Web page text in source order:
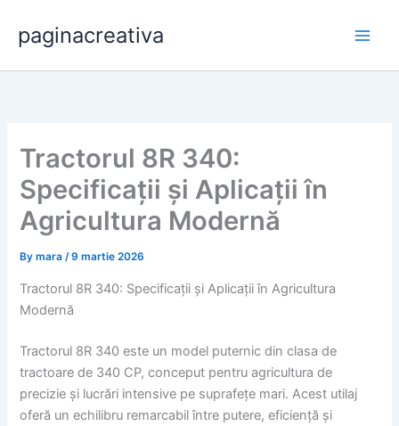
content
paginacreativa
Tractorul 8R 340:
Specificații și Aplicații în
Agricultura Modernă
Bymara/9 martie 2026
Tractorul 8R 340: Specificații și Aplicații în Agricultura
Modernă
Tractorul 8R 340 este un model puternic din clasa de
tractoare de 340 CP, conceput pentru agricultura de
precizie și lucrări intensive pe suprafețe mari. Acest utilaj
oferă un echilibru remarcabil între putere, eficiență și